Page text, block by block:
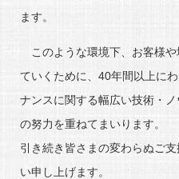
ます。
このような環境下、お客様や
ていくために、40年間以上に
ナンスに関する幅広い技術・
の努力を重ねてまいります。
引き続き皆さまの変わらぬご
い申し上げます。